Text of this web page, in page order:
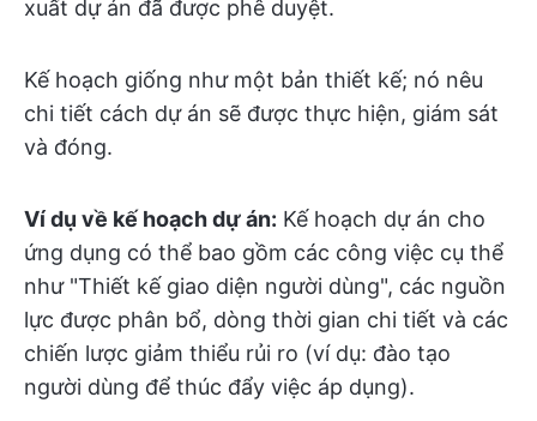
xuất dự án đã được phê duyệt.
Kế hoạch giống như một bản thiết kế; nó nêu
chi tiết cách dự án sẽ được thực hiện, giám sát
và đóng.
Ví dụ về kế hoạch dự án: Kế hoạch dự án cho
ứng dụng có thể bao gồm các công việc cụ thể
như "Thiết kế giao diện người dùng", các nguồn
lực được phân bổ, dòng thời gian chi tiết và các
chiến lược giảm thiểu rủi ro (ví dụ: đào tạo
người dùng để thúc đẩy việc áp dụng).